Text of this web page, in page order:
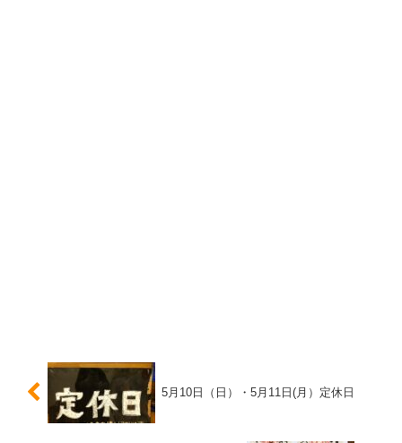
5月10日（日）・5月11日(月）定休日